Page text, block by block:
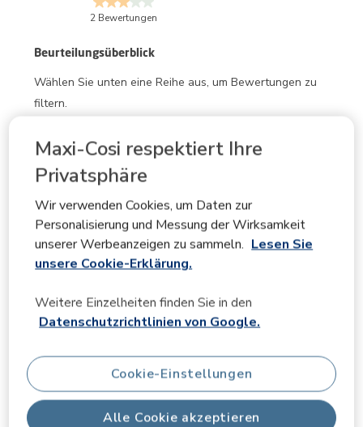
Maxi-Cosi respektiert Ihre
Privatsphäre
Wir verwenden Cookies, um Daten zur
Personalisierung und Messung der Wirksamkeit
unserer Werbeanzeigen zu sammeln. Lesen Sie
unsere Cookie-Erklärung.
Weitere Einzelheiten finden Sie in den
Datenschutzrichtlinien von Google.
Alle Cookie akzeptieren
Cookie-Einstellungen
Beurteilungsüberblick
Wählen Sie unten eine Reihe aus, um Bewertungen zu
filtern.
4 Sterne Sterne
3 SterneSterne
2 Sterne Sterne
1 SternSterne
1
1 Bewertung
2 Bewertungen
Qualität
Qualität, 5.0 von 5
Benutzerfreundlichkeit, 5.0 von 5
5.0
Komfort
Komfort, 5.0 von 5
5.0